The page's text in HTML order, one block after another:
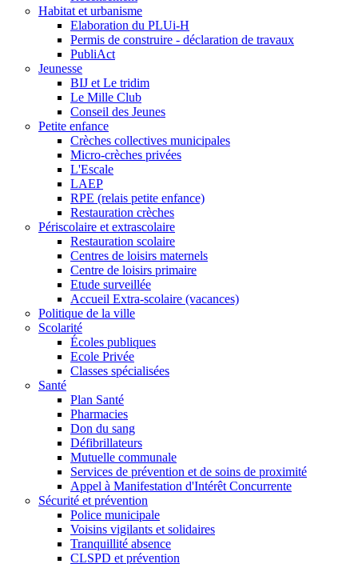
Habitat et urbanisme
Elaboration du PLUi-H
Permis de construire - déclaration de travaux
PubliAct
Jeunesse
BIJ et Le tridim
Le Mille Club
Conseil des Jeunes
Petite enfance
Crèches collectives municipales
Micro-crèches privées
L'Escale
LAEP
RPE (relais petite enfance)
Restauration crèches
Périscolaire et extrascolaire
Restauration scolaire
Centres de loisirs maternels
Centre de loisirs primaire
Etude surveillée
Accueil Extra-scolaire (vacances)
Politique de la ville
Scolarité
Écoles publiques
Ecole Privée
Classes spécialisées
Santé
Plan Santé
Pharmacies
Don du sang
Défibrillateurs
Mutuelle communale
Services de prévention et de soins de proximité
Appel à Manifestation d'Intérêt Concurrente
Sécurité et prévention
Police municipale
Voisins vigilants et solidaires
Tranquillité absence
CLSPD et prévention